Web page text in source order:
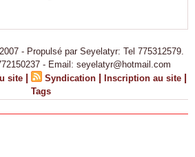
- Propulsé par Seyelatyr: Tel 775312579.
- Email: seyelatyr@hotmail.com
site | Syndication | Inscription au site |
Tags